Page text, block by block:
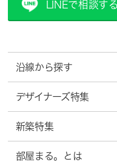
LINEで相談する
沿線から探す
デザイナーズ特集
新築特集
部屋まる。とは